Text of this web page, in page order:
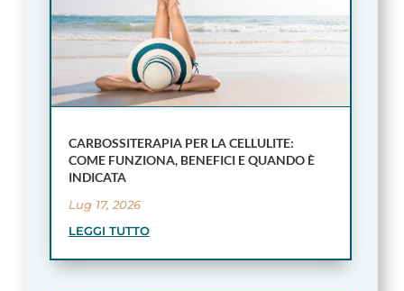
CARBOSSITERAPIA PER LA CELLULITE:
COME FUNZIONA, BENEFICI E QUANDO È
INDICATA
Lug 17, 2026
LEGGI TUTTO